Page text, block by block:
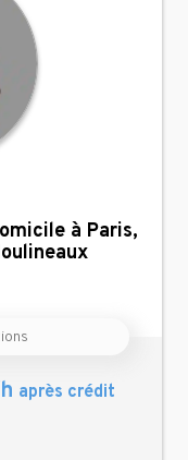
à Paris,
après crédit